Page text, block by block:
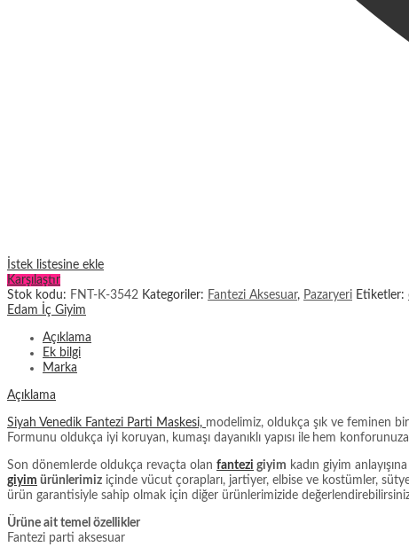
İstek listesine ekle
Karşılaştır
Stok kodu: FNT-K-3542 Kategoriler: Fantezi Aksesuar, Pazaryeri Etiketler:
Edam İç Giyim
Açıklama
Ek bilgi
Marka
Açıklama
Siyah Venedik Fantezi Parti Maskesi, modelimiz, oldukça şık ve feminen
Formunu oldukça iyi koruyan, kumaşı dayanıklı yapısı ile hem konforunuza
Son dönemlerde oldukça revaçta olan fantezi giyim kadın giyim
giyim ürünlerimiz içinde vücut çorapları, jartiyer, elbise ve kostümler,
ürün garantisiyle sahip olmak için diğer ürünlerimizide
Ürüne ait temel özellikler
Fantezi parti aksesuar